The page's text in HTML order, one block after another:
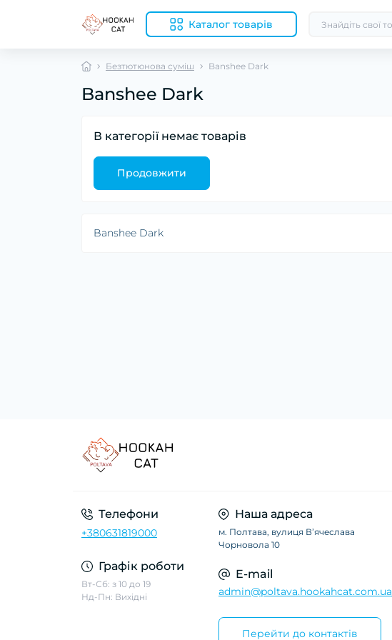
Каталог товарів
Безтютюнова суміш Banshee Dark
Banshee Dark
В категорії немає товарів
Продовжити
Banshee Dark
Телефони
+380631819000
Графік роботи
Вт-Сб: з 10 до 19
Нд-Пн: Вихідні
Наша адреса
м. Полтава, вулиця Вʼячеслава
Чорновола 10
E-mail
admin@poltava.hookahcat.com.ua
Перейти до контактів